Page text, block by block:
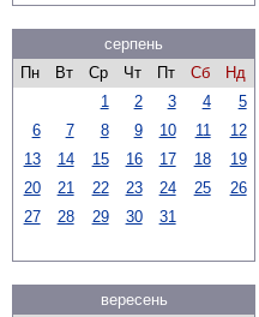
серпень
Пн
Вт Ср Чт Пт Сб
Нд
1
2 3 4
5
6
7 8 9 10 11
12
13
14 15 16 17 18
19
20
21 22 23 24 25
26
27
28 29 30 31
вересень